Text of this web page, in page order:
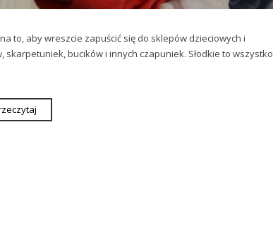
to, aby wreszcie zapuścić się do sklepów dzieciowych i
bucików i innych czapuniek. Słodkie to wszystko